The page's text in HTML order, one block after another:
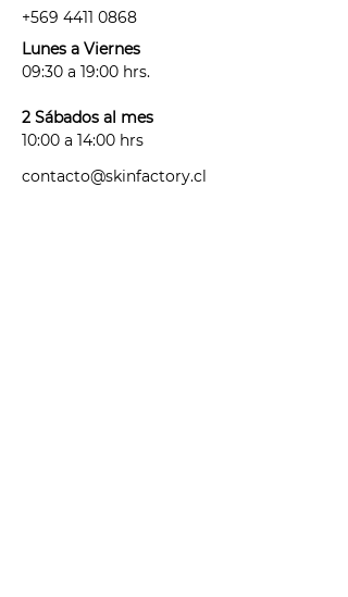
contacto@skinfactory.cl
+569 4411 0868
Lunes a Viernes
09:30 a 19:00 hrs.
2 Sábados al mes
10:00 a 14:00 hrs